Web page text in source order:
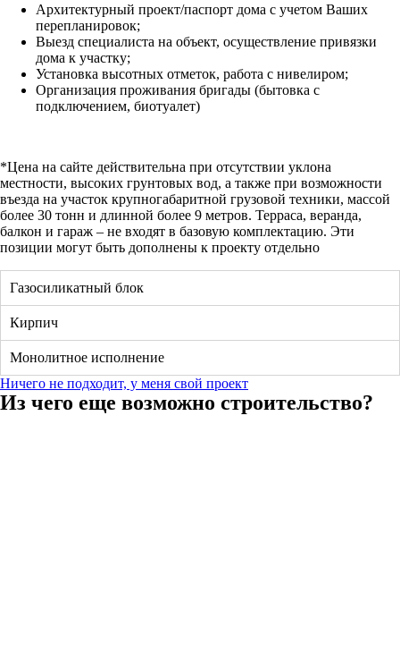
Архитектурный проект/паспорт дома с учетом Ваших
перепланировок;
Выезд специалиста на объект, осуществление привязки
дома к участку;
Установка высотных отметок, работа с нивелиром;
Организация проживания бригады (бытовка с
подключением, биотуалет)
*Цена на сайте действительна при отсутствии уклона
местности, высоких грунтовых вод, а также при возможности
въезда на участок крупногабаритной грузовой техники, массой
более 30 тонн и длинной более 9 метров. Терраса, веранда,
балкон и гараж – не входят в базовую комплектацию. Эти
позиции могут быть дополнены к проекту отдельно
Газосиликатный блок
Кирпич
Монолитное исполнение
Ничего не подходит, у меня свой проект
Из чего еще возможно строительство?